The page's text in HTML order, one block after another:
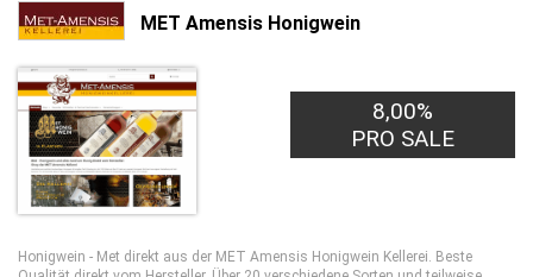
MET Amensis Honigwein
8,00%
PRO SALE
Honigwein - Met direkt aus der MET Amensis Honigwein Kellerei. Beste